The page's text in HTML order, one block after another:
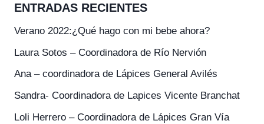
ENTRADAS RECIENTES
Verano 2022:¿Qué hago con mi bebe ahora?
Laura Sotos – Coordinadora de Río Nervión
Ana – coordinadora de Lápices General Avilés
Sandra- Coordinadora de Lapices Vicente Branchat
Loli Herrero – Coordinadora de Lápices Gran Vía